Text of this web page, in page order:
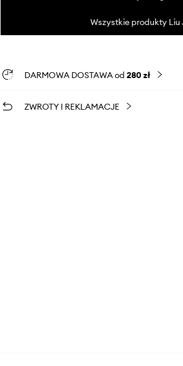
Wszystkie produkty Liu
DARMOWA DOSTAWA od 280 zł
ZWROTY I REKLAMACJE